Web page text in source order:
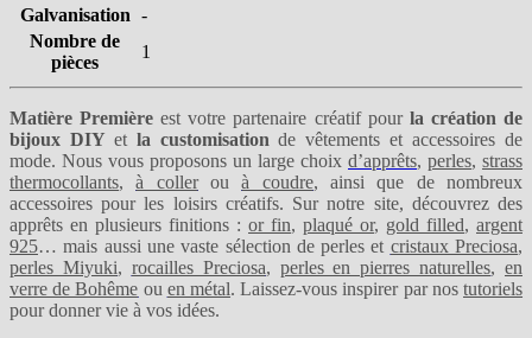
Galvanisation -
Nombre de
pièces
1
Matière Première est votre partenaire créatif pourla création de
bijoux DIY etla customisation de vêtements et accessoires de
mode. Nous vous proposons un large choix d’apprêts, perles, strass
thermocollants,à collerouà coudre, ainsi que de nombreux
accessoires pour les loisirs créatifs. Sur notre site, découvrez des
apprêts en plusieurs finitions : or fin, plaqué or, gold filled, argent
925… mais aussi une vaste sélection de perles et cristaux Preciosa,
perles Miyuki, rocailles Preciosa, perles en pierres naturelles, en
verre de Bohême ou en métal. Laissez-vous inspirer par nostutoriels
pour donner vie à vos idées.